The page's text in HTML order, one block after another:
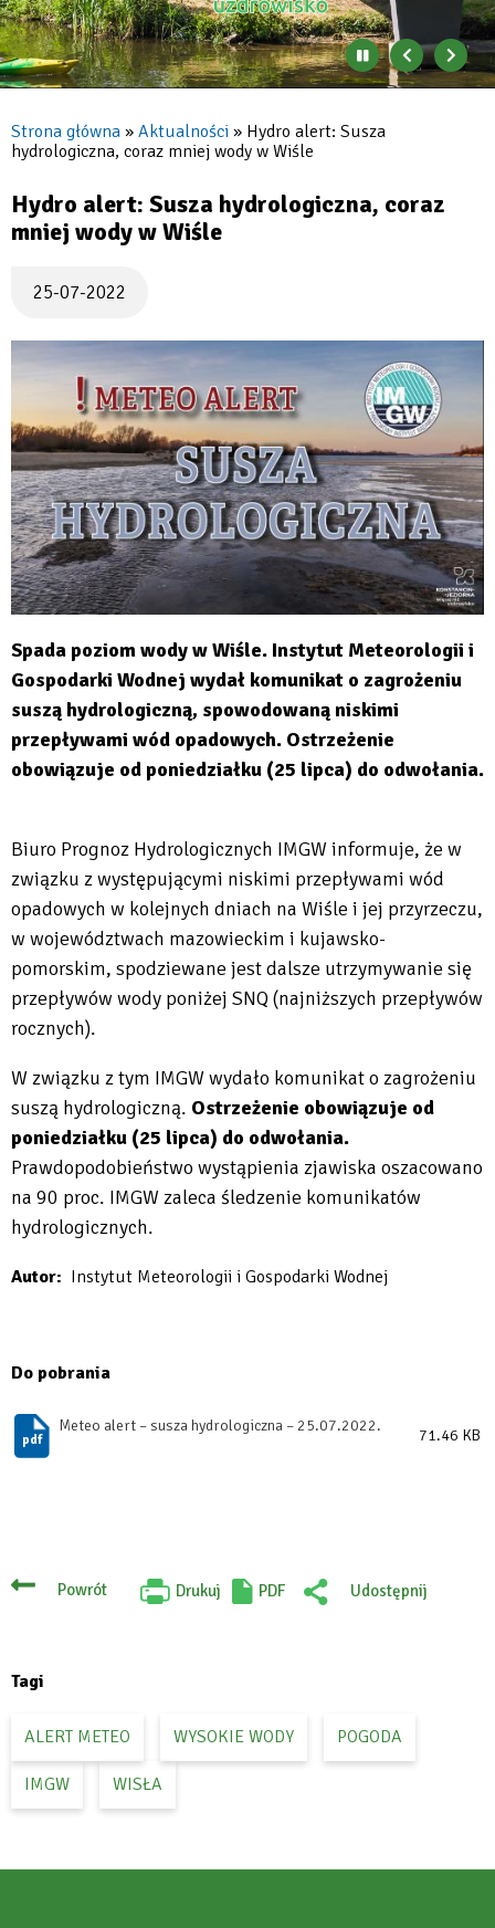
Zatrzymaj
automatyczne
się
banerów
Poprzedni
bannerbaner
Ścieżka
Strona główna Aktualności
Hydro alert: Susza
hydrologiczna, coraz mniej wody w Wiśle
Hydro alert: Susza hydrologiczna, coraz
mniej wody w Wiśle
25-07-2022
Spada poziom wody w Wiśle. Instytut Meteorologii i
Gospodarki Wodnej wydał komunikat o zagrożeniu
suszą hydrologiczną, spowodowaną niskimi
przepływami wód opadowych. Ostrzeżenie
obowiązuje od poniedziałku (25 lipca) do odwołania.
Biuro Prognoz Hydrologicznych IMGW informuje, że w
związku z występującymi niskimi przepływami wód
opadowych w kolejnych dniach na Wiśle i jej przyrzeczu,
w województwach mazowieckim i kujawsko-
pomorskim, spodziewane jest dalsze utrzymywanie się
przepływów wody poniżej SNQ (najniższych przepływów
rocznych).
W związku z tym IMGW wydało komunikat o zagrożeniu
suszą hydrologiczną. Ostrzeżenie obowiązuje od
poniedziałku (25 lipca) do odwołania.
Prawdopodobieństwo wystąpienia zjawiska oszacowano
na 90 proc. IMGW zaleca śledzenie komunikatów
hydrologicznych.
Autor Instytut Meteorologii i Gospodarki Wodnej
Do pobrania
Meteo alert – susza hydrologiczna – 25.07.2022.
71.46 KB
Powrót Drukuj
Will
PDF
Udostępnij
Tagi
ALERT METEO WYSOKIE WODY POGODA
IMGW WISŁA